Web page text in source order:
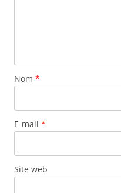
Nom *
E-mail *
Site web